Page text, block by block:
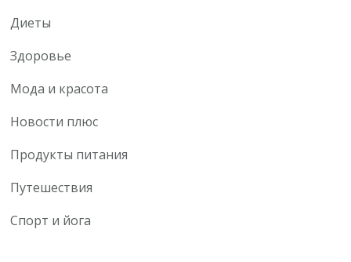
Диеты
Здоровье
Мода и красота
Новости плюс
Продукты питания
Путешествия
Спорт и йога